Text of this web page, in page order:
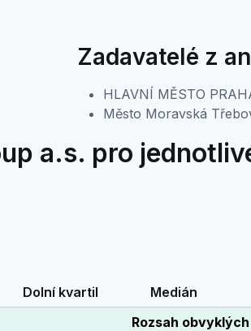
Zadavatelé z
HLAVNÍ MĚSTO
Město Moravská
a.s. pro
Dolní kvartil Medián
Rozsah